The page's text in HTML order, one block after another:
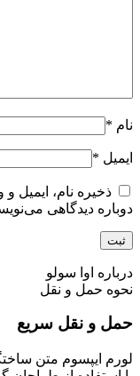
نام *
ایمیل *
ذخیره نام، ایمیل
دوباره دیدگاهی
درباره اوا سولو
نحوه حمل و نقل
حمل و نقل سریع
لورم ایپسوم متن